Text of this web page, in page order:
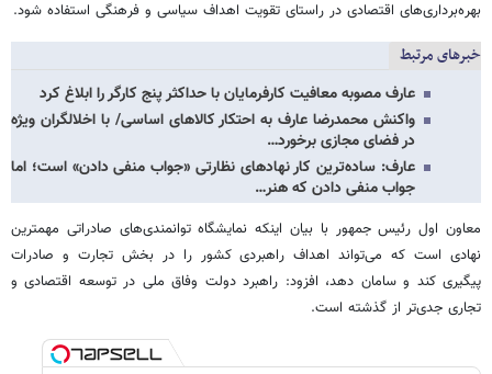
بهره‌برداری‌های اقتصادی در راستای تقویت اهداف سیاسی و فرهنگی استفاده شود.
خبرهای مرتبط
عارف مصوبه معافیت کارفرمایان با حداکثر پنج کارگر را ابلاغ کرد
واکنش محمدرضا عارف به احتکار کالاهای اساسی/ با اخلالگران ویژه
در فضای مجازی برخورد…
عارف: ساده‌ترین کار نهادهای نظارتی «جواب منفی دادن» است؛ اما
جواب منفی دادن که هنر…
معاون اول رئیس جمهور با بیان اینکه نمایشگاه توانمندی‌های صادراتی مهمترین
نهادی است که می‌تواند اهداف راهبردی کشور را در بخش تجارت و صادرات
پیگیری کند و سامان دهد، افزود: راهبرد دولت وفاق ملی در توسعه اقتصادی و
تجاری جدی‌تر از گذشته است.